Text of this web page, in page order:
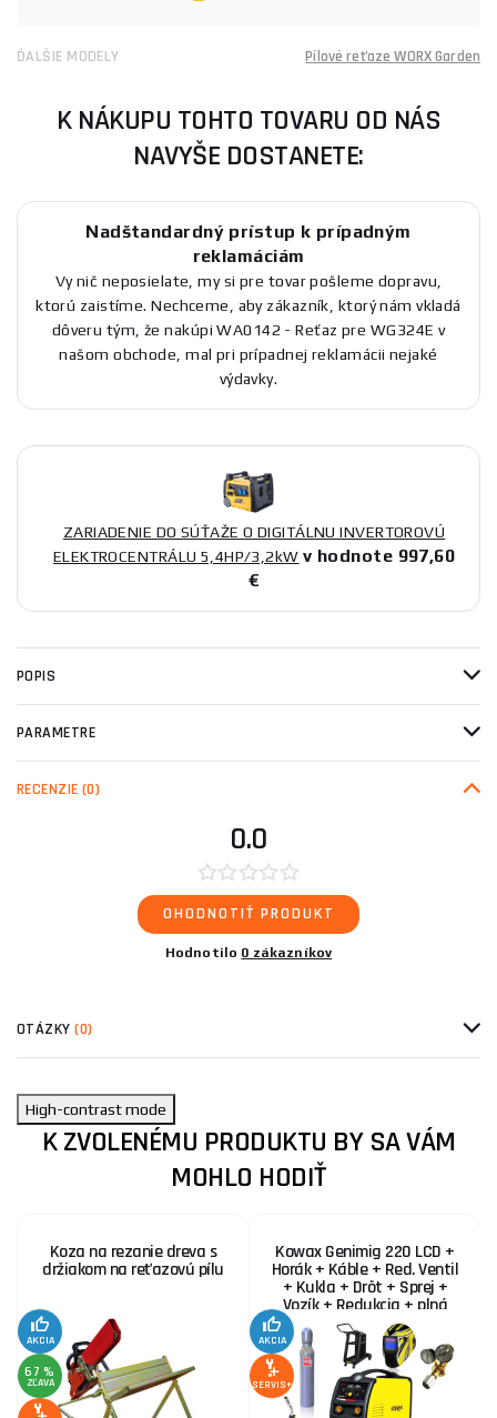
ĎALŠIE MODELY Pílové reťaze WORX Garden
K NÁKUPU TOHTO TOVARU OD NÁS
NAVYŠE DOSTANETE:
Nadštandardný prístup k prípadným
reklamáciám
Vy nič neposielate, my si pre tovar pošleme dopravu,
ktorú zaistíme. Nechceme, aby zákazník, ktorý nám vkladá
dôveru tým, že nakúpi WA0142 - Reťaz pre WG324E v
našom obchode, mal pri prípadnej reklamácii nejaké
výdavky.
ZARIADENIE DO SÚŤAŽE O DIGITÁLNU INVERTOROVÚ
ELEKTROCENTRÁLU 5,4HP/3,2kW v hodnote 997,60
€
POPIS
PARAMETRE
RECENZIE (0)
0.0
OHODNOTIŤ PRODUKT
Hodnotilo 0 zákazníkov
OTÁZKY(0)
High-contrast mode
K ZVOLENÉMU PRODUKTU BY SA VÁM
MOHLO HODIŤ
Koza na rezanie dreva s
držiakom na reťazovú pílu
AKCIA
67 %
ZĽAVA
Kowax Genimig 220 LCD +
Horák + Káble + Red. Ventil
+ Kukla + Drôt + Sprej +
Vozík + Redukcia + plná
Fľaša Co2
AKCIA
SERVIS+